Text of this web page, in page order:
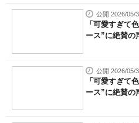
建設×テクノロジーの最前線
ちょっと気になるネットの話題
公開 2026/05/
「可愛すぎて
ース”に絶賛の
公開 2026/05/
「可愛すぎて
ース”に絶賛の